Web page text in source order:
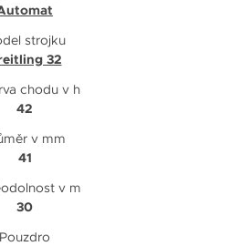
strojku
32
chodu v h
42
v mm
41
v m
30
Pouzdro